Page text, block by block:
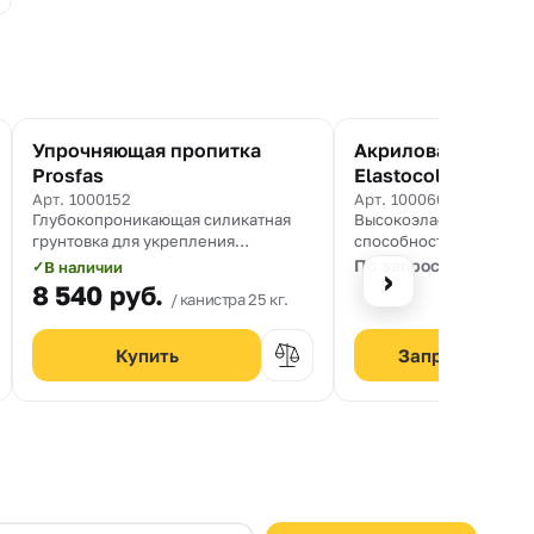
Упрочняющая пропитка
Prosfas
Арт. 1000152
Глубокопроникающая силикатная
грунтовка для укрепления
цементных оснований, не содержит
растворитель
✓В наличии
8 540 руб. канистра 25 кг.
Акриловая
Elastocolor Paint
Арт. 1000600
Высокоэластичная
способностью
трещины.
По запросу
Запросить
›